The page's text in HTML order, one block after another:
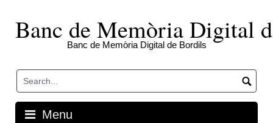
contentBanc de Memòria Digital
Banc de Memòria Digital de Bordils
Menu